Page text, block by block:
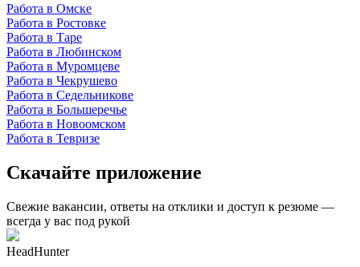
Работа в Омске
Работа в Ростовке
Работа в Таре
Работа в Любинском
Работа в Муромцеве
Работа в Чекрушево
Работа в Седельникове
Работа в Большеречье
Работа в Новоомском
Работа в Тевризе
Скачайте приложение
Свежие вакансии, ответы на отклики и доступ к резюме —
всегда у вас под рукой
HeadHunter